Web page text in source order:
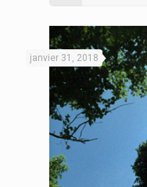
janvier 31, 2018